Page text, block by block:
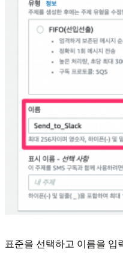
표준을 선택하고 이름을 입